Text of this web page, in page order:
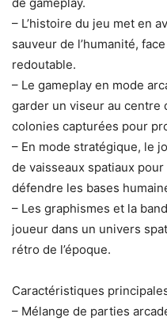
– L’histoire du jeu met en
sauveur de l’humanité,
redoutable.
– Le gameplay en mode
garder un viseur au centre
colonies capturées pour
– En mode stratégique, le
de vaisseaux spatiaux
défendre les bases
– Les graphismes et la
joueur dans un univers
rétro de l’époque.
Caractéristiques
– Mélange de parties